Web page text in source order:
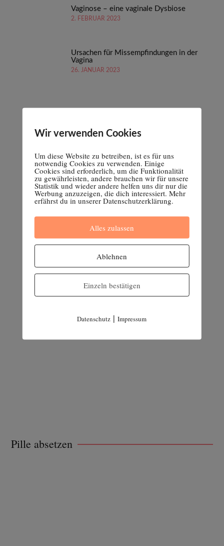
Vaginose – eine vaginale Dysbiose
2. FEBRUAR 2023
Ursachen für Missempfindungen in der
Vagina
26. JANUAR 2023
Pille absetzen
Wir verwenden Cookies
Um diese Website zu betreiben, ist es für uns
notwendig Cookies zu verwenden. Einige
Cookies sind erforderlich, um die Funktionalität
zu gewährleisten, andere brauchen wir für unsere
Statistik und wieder andere helfen uns dir nur die
Werbung anzuzeigen, die dich interessiert. Mehr
erfährst du in unserer Datenschutzerklärung.
Alles zulassen
Ablehnen
Einzeln bestätigen
Datenschutz |Impressum